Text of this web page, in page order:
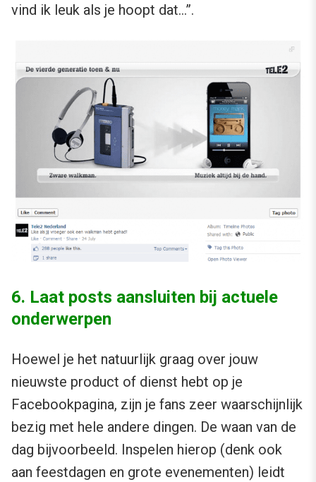
vind ik leuk als je hoopt dat…”.
6. Laat posts aansluiten bij actuele
onderwerpen
Hoewel je het natuurlijk graag over jouw
nieuwste product of dienst hebt op je
Facebookpagina, zijn je fans zeer waarschijnlijk
bezig met hele andere dingen. De waan van de
dag bijvoorbeeld. Inspelen hierop (denk ook
aan feestdagen en grote evenementen) leidt